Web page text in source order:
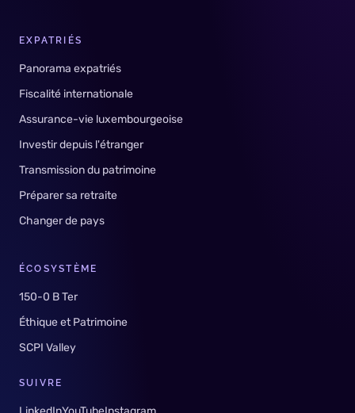
EXPATRIÉS
Panorama expatriés
Fiscalité internationale
Assurance-vie luxembourgeoise
Investir depuis l'étranger
Transmission du patrimoine
Préparer sa retraite
Changer de pays
ÉCOSYSTÈME
150-0 B Ter
Éthique et Patrimoine
SCPI Valley
SUIVRE